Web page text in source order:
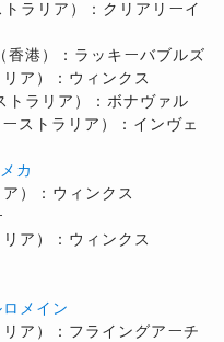
ラリア）：クリアリーイ
香港）：ラッキーバブルズ
ア）：ウィンクス
トラリア）：ボナヴァル
ストラリア）：インヴェ
カ
）：ウィンクス
ア）：ウィンクス
ロメイン
ア）：フライングアーチ